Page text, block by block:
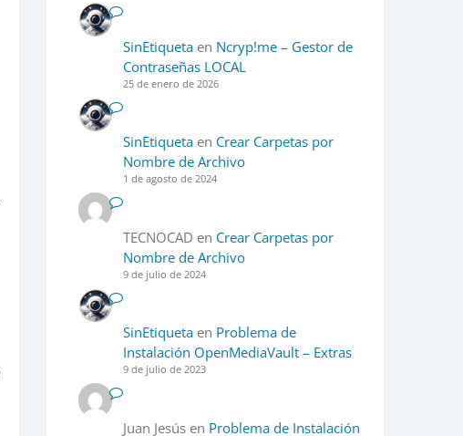
SinEtiquetaen Ncryp!me – Gestor de
Contraseñas LOCAL
25 de enero de 2026
SinEtiquetaen Crear Carpetas por
Nombre de Archivo
1 de agosto de 2024
TECNOCAD en Crear Carpetas por
Nombre de Archivo
9 de julio de 2024
SinEtiquetaen Problema de
Instalación OpenMediaVault – Extras
9 de julio de 2023
Juan Jesúsen Problema de Instalación